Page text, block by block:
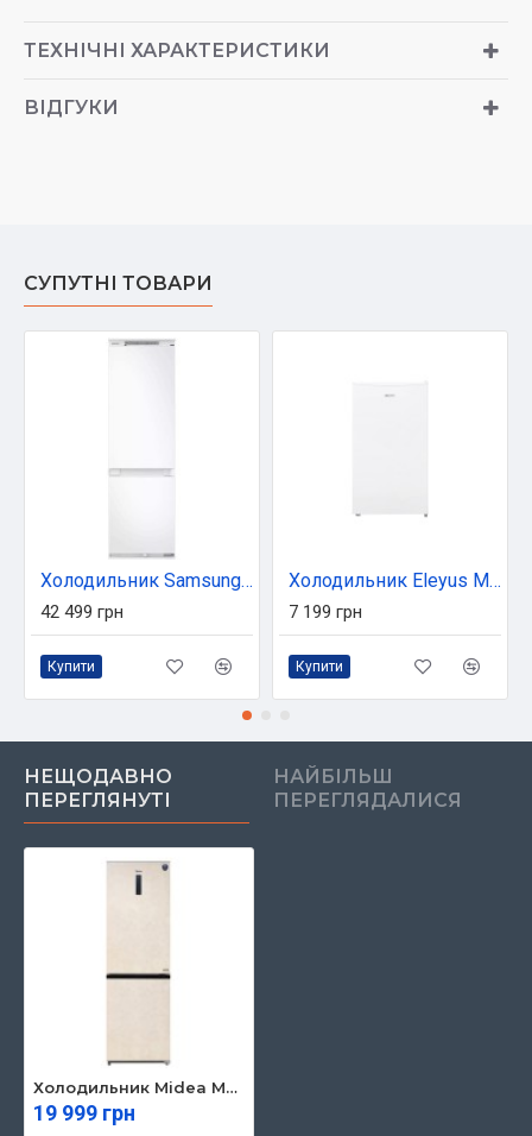
ТЕХНІЧНІ ХАРАКТЕРИСТИКИ
ВІДГУКИ
СУПУТНІ ТОВАРИ
Холодильник Samsung BRB70F26C1F0UA
42 499 грн
Купити
Холодильник Eleyus MRDW1085M47 WH
7 199 грн
Купити
НЕЩОДАВНО
ПЕРЕГЛЯНУТІ
НАЙБІЛЬШ
ПЕРЕГЛЯДАЛИСЯ
Холодильник Midea MDRB470MGF33OM
19 999 грн